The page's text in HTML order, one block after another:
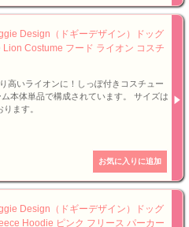
Design（ドギーデザイン）ドッグ
Costume フード ライオン コスチ
高いライオンに！しっぽ付きコスチュー
本体単品で構成されています。 サイズは
ます。
Design（ドギーデザイン）ドッグ
Hoodie ピンク フリース パーカー